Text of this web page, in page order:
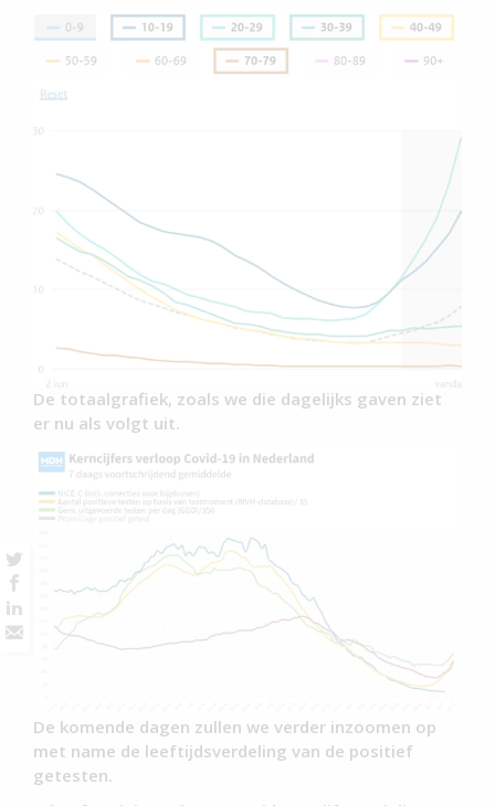
De totaalgrafiek, zoals we die dagelijks gaven ziet
er nu als volgt uit.
De komende dagen zullen we verder inzoomen op
met name de leeftijdsverdeling van de positief
getesten.